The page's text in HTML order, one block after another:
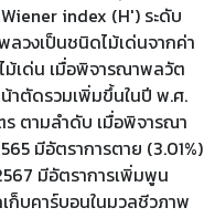
index (H') ระดับ
ลวงเป็นชนิดไม้เด่นจากค่า
เด่น เมื่อพิจารณาพลวัต
าตัดรวมเพิ่มขึ้นในปี พ.ศ.
ร ตามลำดับ เมื่อพิจารณา
มีอัตราการตาย (3.01%)
มีอัตราการเพิ่มพูน
ก็บคาร์บอนในมวลชีวภาพ